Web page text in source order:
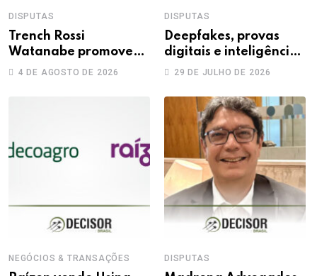
DISPUTAS
Trench Rossi
Watanabe promove
sete advogados a
4 DE AGOSTO DE 2026
DISPUTAS
Deepfakes, provas
digitais e inteligência
artificial: novos
da prova trabalhista
29 DE JULHO DE 2026
NEGÓCIOS & TRANSAÇÕES DISPUTAS